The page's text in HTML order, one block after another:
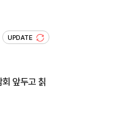
UPDATE
앞두고 칡